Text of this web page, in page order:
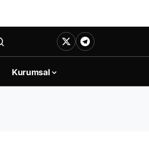
Kurumsal